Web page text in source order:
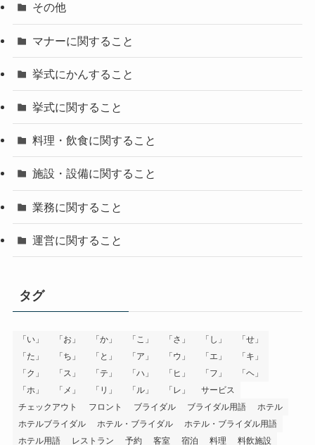
その他
マナーに関すること
挙式にかんすること
挙式に関すること
料理・飲食に関すること
施設・設備に関すること
業務に関すること
運営に関すること
タグ
「い」 「お」 「か」 「こ」 「さ」 「し」
「せ」
「た」
「ち」 「と」 「ア」 「ウ」 「エ」
「キ」
「ク」
「ス」 「テ」 「ハ」 「ヒ」 「フ」
「ヘ」
「ホ」
「メ」 「リ」 「ル」 「レ」
サービス
チェックアウト
フロント ブライダル ブライダル用語
ホテル
ホテルブライダル
ホテル・ブライダル
ホテル・ブライダル用語
ホテル用語
レストラン 予約 客室 宿泊 料理 料飲施設